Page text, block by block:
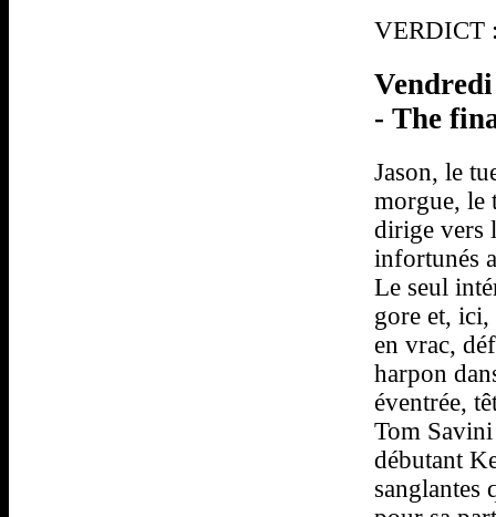
VERDICT
- The
Jason, le
morgue, le
dirige vers
infortunés
Le seul
gore et, ici,
en vrac,
harpon
éventrée,
Tom Savini
débutant
sanglantes